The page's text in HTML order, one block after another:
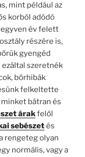
mint például az
korból adódó
év felett
részére is,
gyengéd
ezáltal szeretnék
bőrhibák
felkeltette
bátran és
árakfelől
sebészetés
rengeteg olyan
normális, vagy a